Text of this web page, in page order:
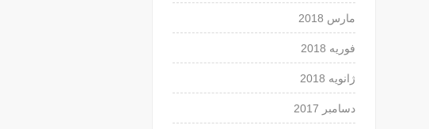
مارس 2018
فوریه 2018
ژانویه 2018
دسامبر 2017